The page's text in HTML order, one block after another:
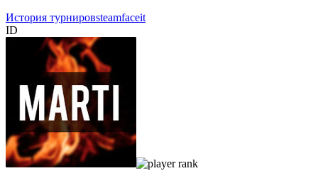
История турнировsteamfaceit
ID